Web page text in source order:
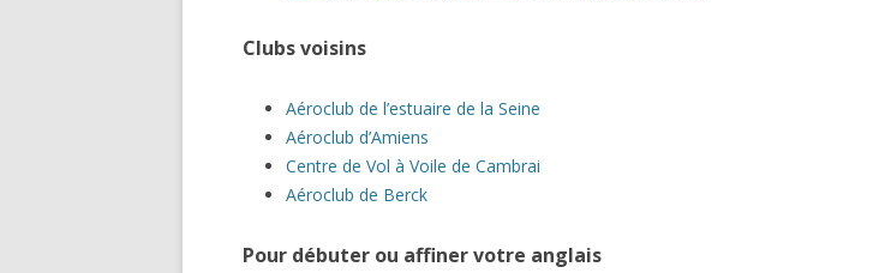
Clubs voisins
Aéroclub de l’estuaire de la Seine
Aéroclub d’Amiens
Centre de Vol à Voile de Cambrai
Aéroclub de Berck
Pour débuter ou affiner votre anglais